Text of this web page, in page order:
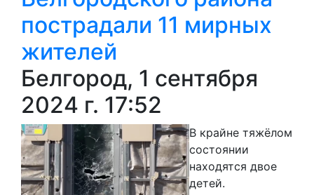
пострадали 11 мирных
жителей
Белгород, 1 сентября
2024 г. 17:52
В крайне тяжёлом
состоянии
находятся двое
детей.